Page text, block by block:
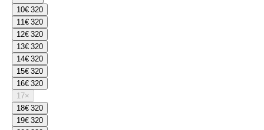
10€ 320
11€ 320
12€ 320
13€ 320
14€ 320
15€ 320
16€ 320
17×
18€ 320
19€ 320